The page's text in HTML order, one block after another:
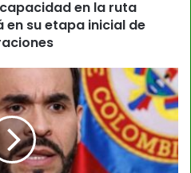
en la ruta
su etapa inicial de